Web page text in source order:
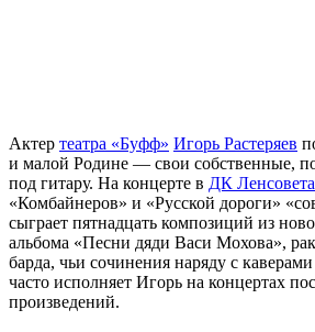
Актер театра «Буфф» Игорь Растеряев
и малой Родине — свои собственные,
под гитару. На концерте в ДК Ленсовета
«Комбайнеров» и «Русской дороги»
сыграет пятнадцать композиций из
альбома «Песни дяди Васи Мохова»,
барда, чьи сочинения наряду с
часто исполняет Игорь на концертах
произведений.